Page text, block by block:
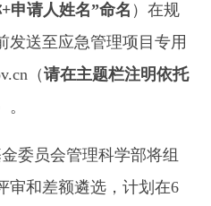
申请人姓名”命名 ）在规
发送至应急管理项目专用
（请在主题栏注明依托
。
员会管理科学部将组
审和差额遴选，计划在6